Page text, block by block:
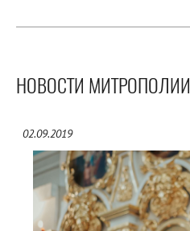
НОВОСТИ МИТРОПОЛИИ
02.09.2019